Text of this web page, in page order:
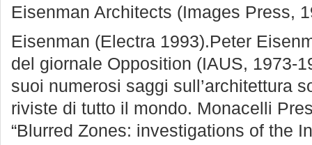
Eisenman Architects (Images Press,
Eisenman (Electra 1993).Peter
del giornale Opposition (IAUS, 1973-
suoi numerosi saggi sull’architettura
riviste di tutto il mondo. Monacelli
“Blurred Zones: investigations of the